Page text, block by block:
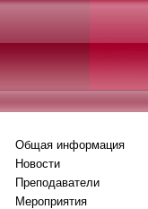
Общая информация
Новости
Преподаватели
Мероприятия